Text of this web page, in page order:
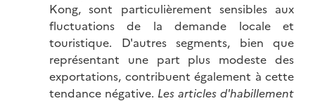
Kong, sont particulièrement sensibles aux
fluctuations de la demande locale et
touristique. D'autres segments, bien que
représentant une part plus modeste des
exportations, contribuent également à cette
tendance négative. Les articles d'habillement